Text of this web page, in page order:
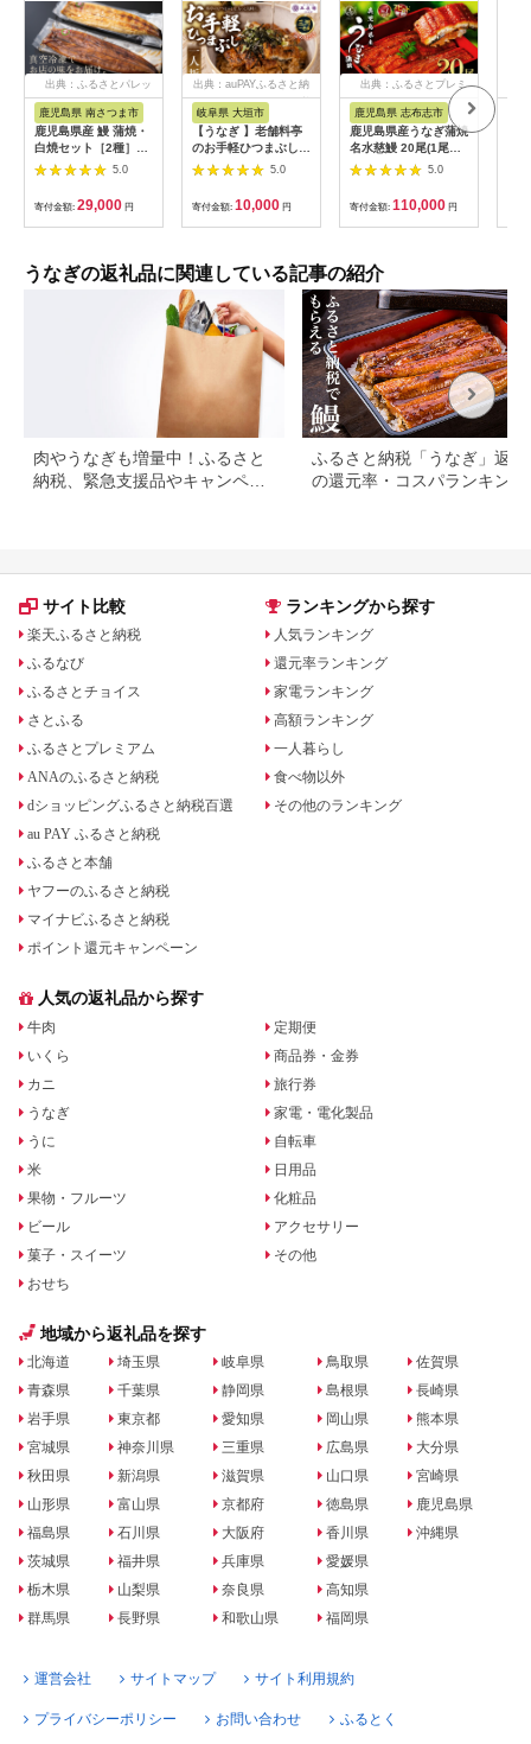
出典：ふるさとパレッ
ト
鹿児島県 南さつま市
鹿児島県産 鰻 蒲焼・
白焼セット［2種］う
なぎ専門店「万のせ」
加工品 詰め合わせ 詰
合わ ギフト 贈答 贈り
物 手土産 御祝 お祝い
鹿児島うなぎ 鰻 ウナ
の日 蒲焼き 白焼き う
な重 たれ だし 山椒
5.0
寄付金額: 29,000 円
出典：auPAYふるさと納
税
岐阜県 大垣市
【うなぎ 】老舗料亭
のお手軽ひつまぶし
国産 鰻 ごはん たれ
出汁つき 冷蔵便 1人
分 国産鰻 国産うなぎ
うな重 ひつまぶし 冷
蔵 ギフト プレゼント
るだけ 10000円 1万
円 料理店 玉子屋別館
玉辰楼 岐阜県 大垣市
5.0
寄付金額: 10,000 円
出典：ふるさとプレミ
アム
鹿児島県 志布志市
鹿児島県産うなぎ蒲焼
名水慈鰻 20尾(1尾約
160g)＜計約3.2kg＞
5.0
寄付金額: 110,000 円
うなぎの返礼品に関連している記事の紹介
肉やうなぎも増量中！ふるさと
納税、緊急支援品やキャンペー
ふるさと納税「うなぎ」返礼
の還元率・コスパランキング
サイト比較
楽天ふるさと納税
ふるなび
ふるさとチョイス
さとふる
ふるさとプレミアム
ANAのふるさと納税
dショッピングふるさと納税百選
au PAY ふるさと納税
ふるさと本舗
ヤフーのふるさと納税
マイナビふるさと納税
ポイント還元キャンペーン
ランキングから探す
人気ランキング
還元率ランキング
家電ランキング
高額ランキング
一人暮らし
食べ物以外
その他のランキング
人気の返礼品から探す
牛肉
いくら
カニ
うなぎ
うに
米
果物・フルーツ
ビール
菓子・スイーツ
おせち
定期便
商品券・金券
旅行券
家電・電化製品
自転車
日用品
化粧品
アクセサリー
その他
地域から返礼品を探す
北海道
青森県
岩手県
宮城県
秋田県
山形県
福島県
茨城県
栃木県
群馬県
埼玉県
千葉県
東京都
神奈川県
新潟県
富山県
石川県
福井県
山梨県
長野県
岐阜県
静岡県
愛知県
三重県
滋賀県
京都府
大阪府
兵庫県
奈良県
和歌山県
鳥取県
島根県
岡山県
広島県
山口県
徳島県
香川県
愛媛県
高知県
福岡県
佐賀県
長崎県
熊本県
大分県
宮崎県
鹿児島県
沖縄県
運営会社 サイトマップ サイト利用規約
プライバシーポリシー お問い合わせ ふるとく